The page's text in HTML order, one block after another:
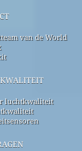
van de World
luchtkwaliteit